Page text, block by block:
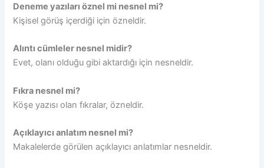
Deneme yazıları öznel mi nesnel mi?
Kişisel görüş içerdiği için özneldir.
Alıntı cümleler nesnel midir?
Evet, olanı olduğu gibi aktardığı için nesneldir.
Fıkra nesnel mi?
Köşe yazısı olan fıkralar, özneldir.
Açıklayıcı anlatım nesnel mi?
Makalelerde görülen açıklayıcı anlatımlar nesneldir.